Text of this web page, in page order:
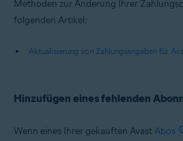
Methoden zur Änderung Ihrer
folgenden Artikel:
Aktualisierung von Zahlungsangaben für
Hinzufügen eines fehlenden
Wenn eines Ihrer gekauften Avast Abos